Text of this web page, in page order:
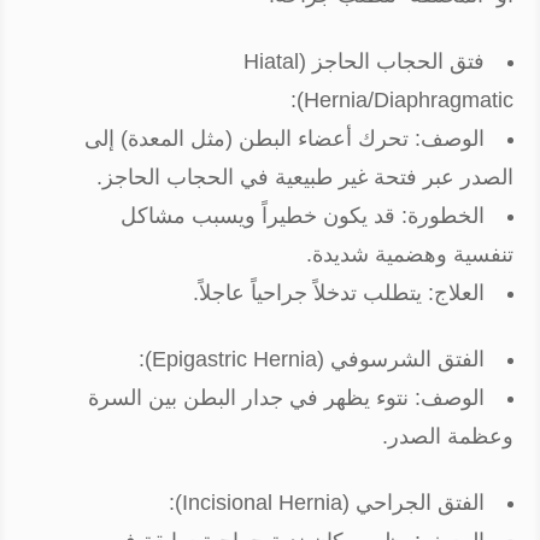
فتق الحجاب الحاجز (Hiatal
Hernia/Diaphragmatic):
الوصف: تحرك أعضاء البطن (مثل المعدة) إلى
الصدر عبر فتحة غير طبيعية في الحجاب الحاجز.
الخطورة: قد يكون خطيراً ويسبب مشاكل
تنفسية وهضمية شديدة.
العلاج: يتطلب تدخلاً جراحياً عاجلاً.
الفتق الشرسوفي (Epigastric Hernia):
الوصف: نتوء يظهر في جدار البطن بين السرة
وعظمة الصدر.
الفتق الجراحي (Incisional Hernia):